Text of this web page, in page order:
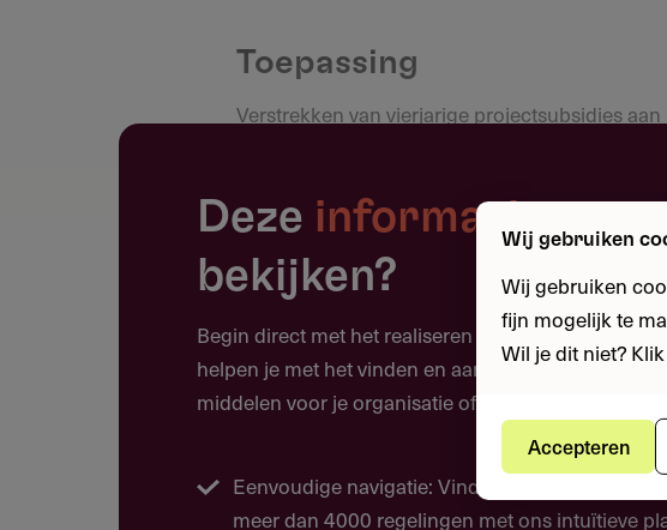
Toepassing
Verstrekken van vierjarige projectsubsidies
Doelgroep
Aanvragen is mogelijk voor in Nederland
rechtsbevoegdheid zonder winstoogmerk,
tijdschrift.
Voorwaarden
Deze informatie
bekijken?
Begin direct met het realiseren van jouw ambities.
helpen je met het vinden en aanvragen van
middelen voor je organisatie of project!
Eenvoudige navigatie: Vind moeiteloos je weg
meer dan 4000 regelingen met ons intuïtieve
Wij gebruiken
Wij gebruiken
fijn mogelijk te
Wil je dit niet?
Accepteren